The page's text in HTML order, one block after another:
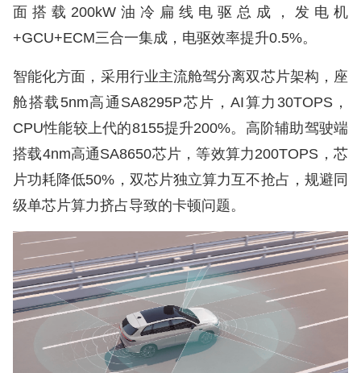
面搭载200kW油冷扁线电驱总成，发电机
+GCU+ECM三合一集成，电驱效率提升0.5%。
智能化方面，采用行业主流舱驾分离双芯片架构，座
舱搭载5nm高通SA8295P芯片，AI算力30TOPS，
CPU性能较上代的8155提升200%。高阶辅助驾驶端
搭载4nm高通SA8650芯片，等效算力200TOPS，芯
片功耗降低50%，双芯片独立算力互不抢占，规避同
级单芯片算力挤占导致的卡顿问题。